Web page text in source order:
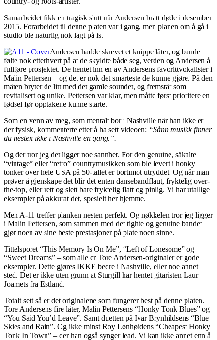
Samarbeidet fikk en tragisk slutt når Andersen brått døde i desember
2015. Forarbeidet til denne platen var i gang, men planen om å gå i
studio ble naturlig nok lagt på is.
Andersen hadde skrevet et knippe låter, og bandet
følte nok etterhvert på at de skyldte både seg, verden og Andersen å
fullføre prosjektet. De hentet inn en av Andersens favorittvokalister i
Malin Pettersen – og det er nok det smarteste de kunne gjøre. På den
måten bryter de litt med det gamle soundet, og fremstår som
revitalisert og unike. Pettersen var klar, men måtte først prioritere en
fødsel før opptakene kunne starte.
Som en venn av meg, som mentalt bor i Nashville når han ikke er
der fysisk, kommenterte etter å ha sett videoen: “Sånn musikk finner
du nesten ikke i Nashville en gang.”.
Og der tror jeg det ligger noe sannhet. For den genuine, såkalte
“vintage” eller “retro” countrymusikken som ble levert i honky
tonker over hele USA på 50-tallet er bortimot utryddet. Og når man
prøver å gjenskape det blir det enten dansebandflaut, fryktelig over-
the-top, eller rett og slett bare fryktelig flatt og pinlig. Vi har utallige
eksempler på akkurat det, spesielt her hjemme.
Men A-11 treffer planken nesten perfekt. Og nøkkelen tror jeg ligger
i Malin Pettersen, som sammen med det tighte og genuine bandet
gjør noen av sine beste prestasjoner på plate noen sinne.
Tittelsporet “This Memory Is On Me”, “Left of Lonesome” og
“Sweet Dreams” – som alle er Tore Andersen-originaler er gode
eksempler. Dette gjøres IKKE bedre i Nashville, eller noe annet
sted. Det er ikke uten grunn at Sturgill har hentet gitaristen Laur
Joamets fra Estland.
Totalt sett så er det originalene som fungerer best på denne platen.
Tore Andersens fire låter, Malin Pettersens “Honky Tonk Blues” og
“You Said You’d Leave”. Samt duetten på Ivar Brynhildsens “Blue
Skies and Rain”. Og ikke minst Roy Lønhøidens “Cheapest Honky
Tonk In Town” – der han også synger lead. Vi kan ikke annet enn å